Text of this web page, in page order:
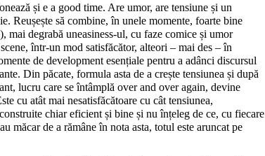
și e a good time. Are umor, are tensiune și un
Reușește să combine, în unele momente, foarte bine
mai degrabă uneasiness-ul, cu faze comice și umor
într-un mod satisfăcător, alteori – mai des – în
de development esențiale pentru a adânci discursul
Din păcate, formula asta de a crește tensiunea și după
lucru care se întâmplă over and over again, devine
cu atât mai nesatisfăcătoare cu cât tensiunea,
chiar eficient și bine și nu înțeleg de ce, cu fiecare
măcar de a rămâne în nota asta, totul este aruncat pe